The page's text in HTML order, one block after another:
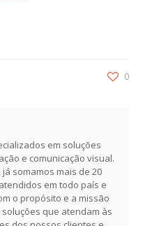
0
em soluções
e comunicação visual.
somamos mais de 20
em todo país e
o propósito e a missão
que atendam às